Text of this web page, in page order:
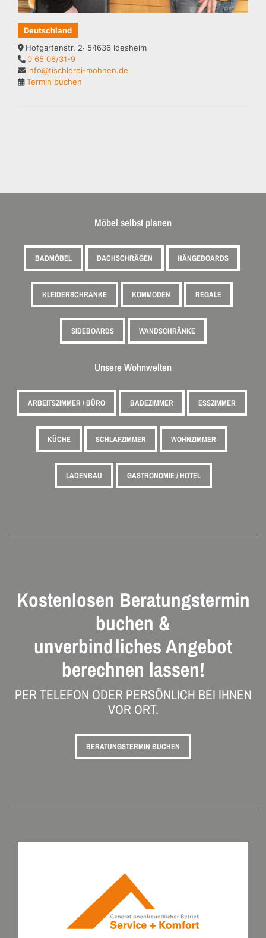
Deutschland
Hofgartenstr. 2· 54636 Idesheim
0 65 06/31-9
info@tischlerei-mohnen.de
Termin buchen
Möbel selbst planen
BADMÖBEL DACHSCHRÄGEN HÄNGEBOARDS
KLEIDERSCHRÄNKE KOMMODEN REGALE
SIDEBOARDS WANDSCHRÄNKE
Unsere Wohnwelten
ARBEITSZIMMER / BÜRO BADEZIMMER ESSZIMMER
KÜCHE SCHLAFZIMMER WOHNZIMMER
LADENBAU GASTRONOMIE / HOTEL
Kostenlosen Beratungstermin
buchen &
unverbindliches Angebot
berechnen lassen!
PER TELEFON ODER PERSÖNLICH BEI IHNEN
VOR ORT.
BERATUNGSTERMIN BUCHEN